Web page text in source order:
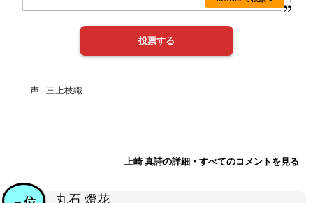
声 - 三上枝織
上崎 真詩の詳細・すべてのコメントを見る
丸石 燈花